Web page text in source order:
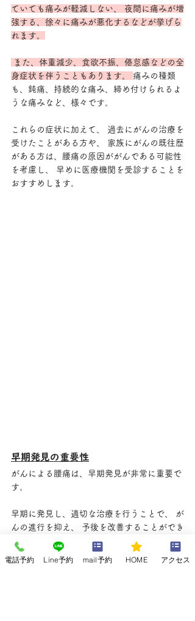
ていても痛みが軽減しない、 夜間に痛みが増
強する、徐々に痛みが悪化するなどが挙げら
れます。
身症状を伴うこともあります。 痛みの種類
も、鈍痛、持続的な痛み、締め付けられるよ
うな痛みなど、様々です。
これらの症状に加えて、 過去にがんの治療を
受けたことがある方や、 家族にがんの既往歴
がある方は、腰痛の原因ががんである可能性
を考慮し、 早めに医療機関を受診することを
おすすめします。
早期発見の重要性
がんによる腰痛は、早期発見が非常に重要で
す。
早期に発見し、適切な治療を行うことで、 が
んの進行を抑え、 予後を改善することができ
ます。 定期的な健康診断は、 がんの早期発
見に役立ちます。
電話予約 Line予約 mail予約 HOME アクセス